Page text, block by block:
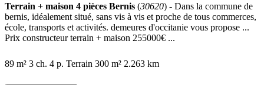
Terrain + maison 4 pièces Bernis (30620) - Dans la commune de
bernis, idéalement situé, sans vis à vis et proche de tous commerces,
école, transports et activités. demeures d'occitanie vous propose ...
Prix constructeur terrain + maison 255000€ ...
89 m² 3 ch. 4 p. Terrain 300 m² 2.263 km